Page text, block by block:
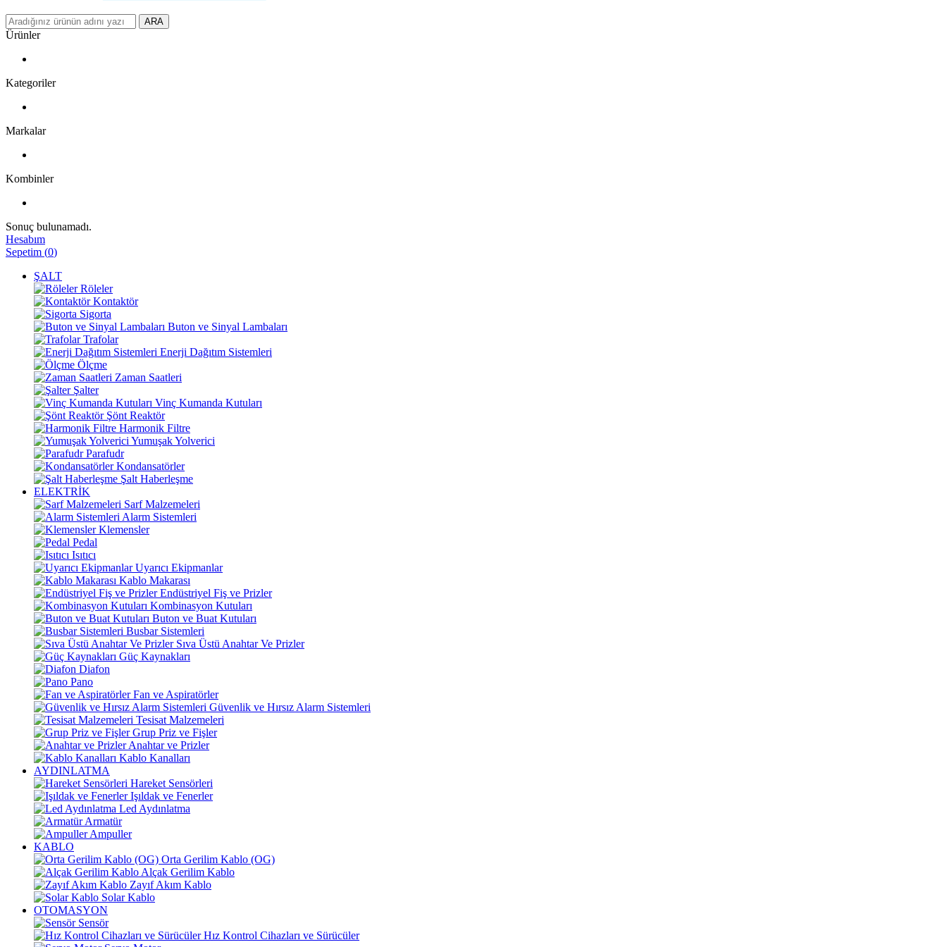
ARA
Ürünler
Kategoriler
Markalar
Kombinler
Sonuç bulunamadı.
Hesabım
Sepetim (0)
ŞALT
Röleler
Kontaktör
Sigorta
Buton ve Sinyal Lambaları
Trafolar
Enerji Dağıtım Sistemleri
Ölçme
Zaman Saatleri
Şalter
Vinç Kumanda Kutuları
Şönt Reaktör
Harmonik Filtre
Yumuşak Yolverici
Parafudr
Kondansatörler
Şalt Haberleşme
ELEKTRİK
Sarf Malzemeleri
Alarm Sistemleri
Klemensler
Pedal
Isıtıcı
Uyarıcı Ekipmanlar
Kablo Makarası
Endüstriyel Fiş ve Prizler
Kombinasyon Kutuları
Buton ve Buat Kutuları
Busbar Sistemleri
Sıva Üstü Anahtar Ve Prizler
Güç Kaynakları
Diafon
Pano
Fan ve Aspiratörler
Güvenlik ve Hırsız Alarm Sistemleri
Tesisat Malzemeleri
Grup Priz ve Fişler
Anahtar ve Prizler
Kablo Kanalları
AYDINLATMA
Hareket Sensörleri
Işıldak ve Fenerler
Led Aydınlatma
Armatür
Ampuller
KABLO
Orta Gerilim Kablo (OG)
Alçak Gerilim Kablo
Zayıf Akım Kablo
Solar Kablo
OTOMASYON
Sensör
Hız Kontrol Cihazları ve Sürücüler